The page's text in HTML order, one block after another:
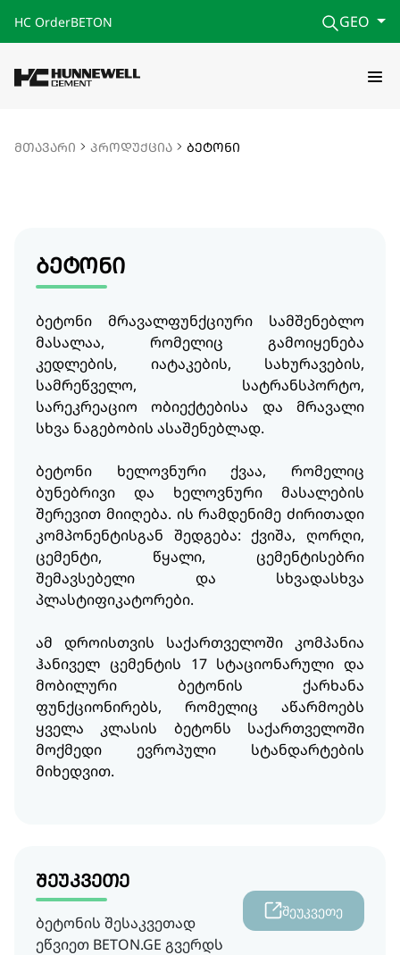
HC OrderBETON GEO
მთავარი პროდუქცია ბეტონი
ბეტონი
ბეტონი მრავალფუნქციური სამშენებლო
მასალაა, რომელიც გამოიყენება
კედლების, იატაკების, სახურავების,
სამრეწველო, სატრანსპორტო,
სარეკრეაციო ობიექტებისა და მრავალი
სხვა ნაგებობის ასაშენებლად.
ბეტონი ხელოვნური ქვაა, რომელიც
ბუნებრივი და ხელოვნური მასალების
შერევით მიიღება. ის რამდენიმე ძირითადი
კომპონენტისგან შედგება: ქვიშა, ღორღი,
ცემენტი, წყალი, ცემენტისებრი
შემავსებელი და სხვადასხვა
პლასტიფიკატორები.
ამ დროისთვის საქართველოში კომპანია
ჰანიველ ცემენტის 17 სტაციონარული და
მობილური ბეტონის ქარხანა
ფუნქციონირებს, რომელიც აწარმოებს
ყველა კლასის ბეტონს საქართველოში
მოქმედი ევროპული სტანდარტების
მიხედვით.
შეუკვეთე
ბეტონის შესაკვეთად
ეწვიეთ BETON.GE გვერდს
შეუკვეთე